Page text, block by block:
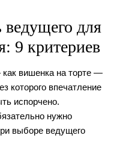
для
9 критериев
вишенка на торте —
которого впечатление
испорчено.
нужно
выборе ведущего